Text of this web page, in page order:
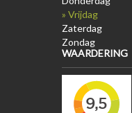
» Vrijdag
Zaterdag
Zondag
WAARDERING